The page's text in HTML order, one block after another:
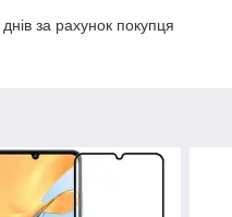
за рахунок покупця